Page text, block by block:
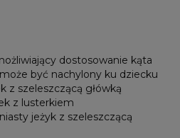
dostosowanie kąta
być nachylony ku dziecku
z szeleszczącą główką
z lusterkiem
jeżyk z szeleszczącą